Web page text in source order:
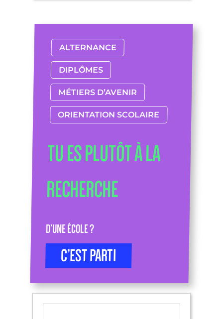
ALTERNANCE
DIPLÔMES
MÉTIERS D’AVENIR
ORIENTATION SCOLAIRE
TU ES PLUTÔT À LA
RECHERCHE
D’UNE ÉCOLE ?
C’EST PARTI